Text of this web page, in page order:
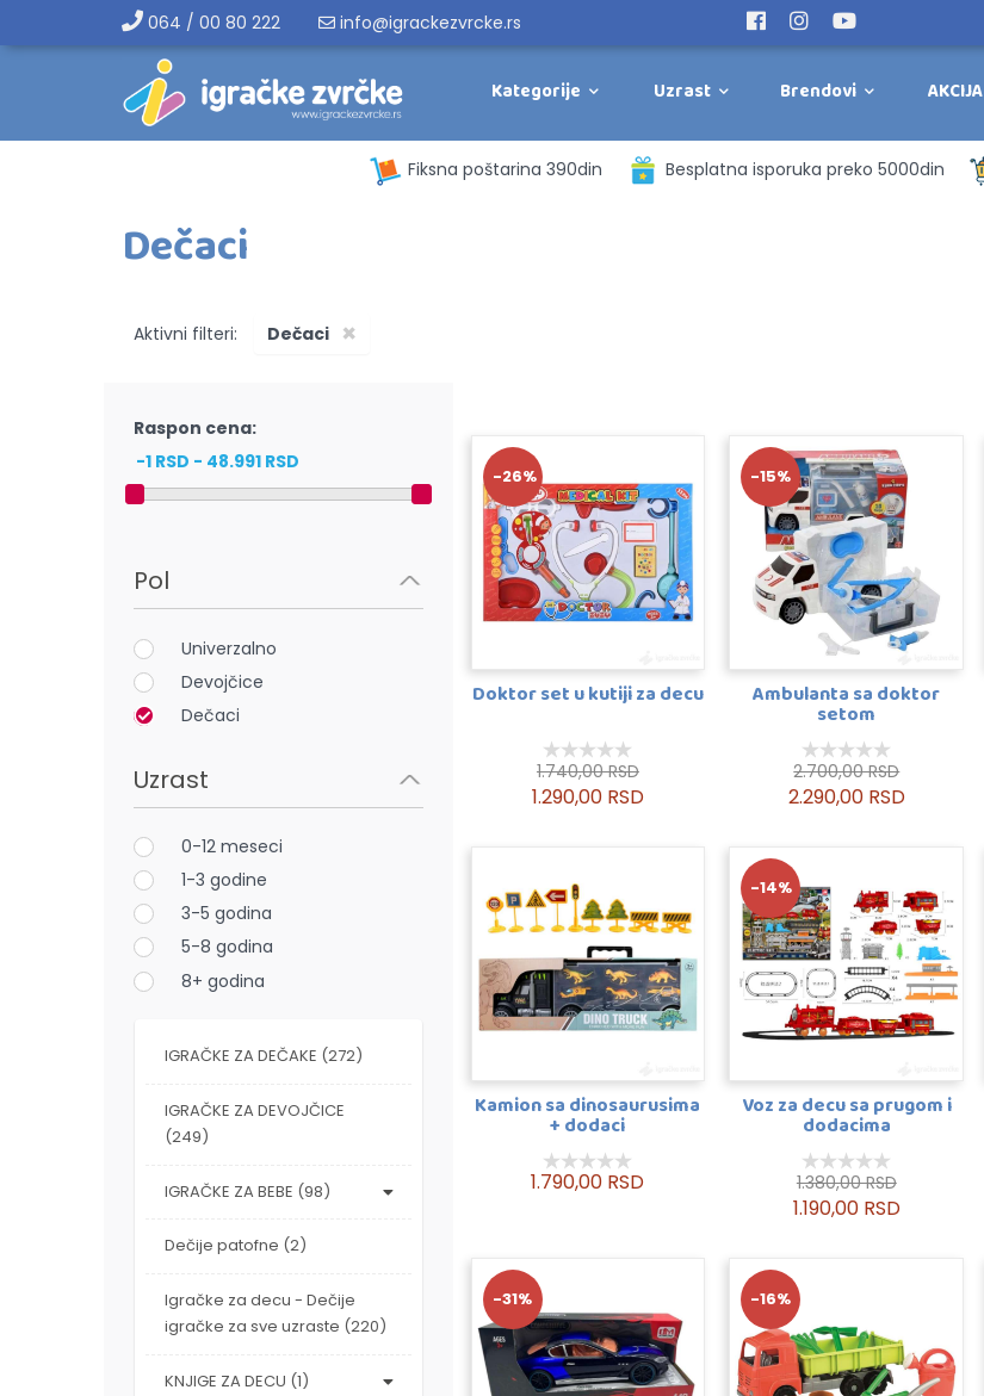
064 / 00 80 222 info@igrackezvrcke.rs
Kategorije Uzrast Brendovi AKCIJA
Fiksna poštarina 390din Besplatna isporuka preko 5000din
Dečaci
Aktivni filteri: ×
Dečaci
Raspon cena:
Pol
Univerzalno
Devojčice
Dečaci
Uzrast
0-12 meseci
1-3 godine
3-5 godina
5-8 godina
8+ godina
IGRAČKE ZA DEČAKE (272)
IGRAČKE ZA DEVOJČICE
(249)
IGRAČKE ZA BEBE (98)
Dečije patofne (2)
Igračke za decu - Dečije
igračke za sve uzraste (220)
KNJIGE ZA DECU (1)
-26%
Doktor set u kutiji za decu
1.740,00 RSD
1.290,00 RSD
-15%
Ambulanta sa doktor
setom
2.700,00 RSD
2.290,00 RSD
Kamion sa dinosaurusima
+ dodaci
1.790,00 RSD
-14%
Voz za decu sa prugom i
dodacima
1.380,00 RSD
1.190,00 RSD
-31% -16%